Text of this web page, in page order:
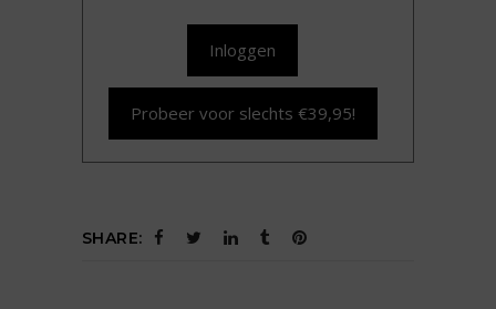
Inloggen
Probeer voor slechts €39,95!
SHARE: